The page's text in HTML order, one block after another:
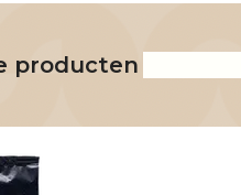
producten